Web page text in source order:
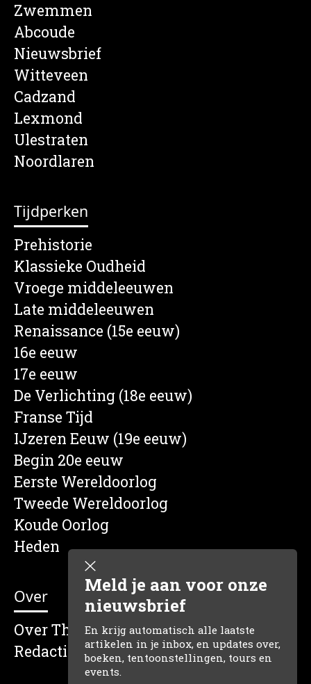
Meld je aan voor onze
nieuwsbrief
En krijg automatisch alle laatste
artikelen in je inbox, en updates over,
boeken, tentoonstellingen, tours en
events.
Zwemmen
Abcoude
Nieuwsbrief
Witteveen
Cadzand
Lexmond
Ulestraten
Noordlaren
Tijdperken
Prehistorie
Klassieke Oudheid
Vroege middeleeuwen
Late middeleeuwen
Renaissance (15e eeuw)
16e eeuw
17e eeuw
De Verlichting (18e eeuw)
Franse Tijd
IJzeren Eeuw (19e eeuw)
Begin 20e eeuw
Eerste Wereldoorlog
Tweede Wereldoorlog
Koude Oorlog
Heden
Over
Over The Dutch Historian
Redactie